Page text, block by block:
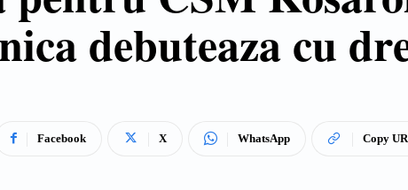
debuteaza cu
Facebook X WhatsApp Copy